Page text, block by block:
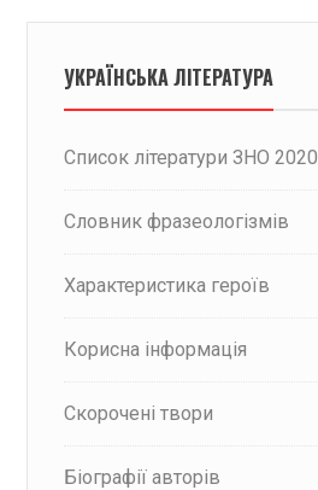
УКРАЇНСЬКА ЛІТЕРАТУРА
Список літератури ЗНО 2020
Словник фразеологізмів
Характеристика героїв
Корисна інформація
Скорочені твори
Біографії авторів